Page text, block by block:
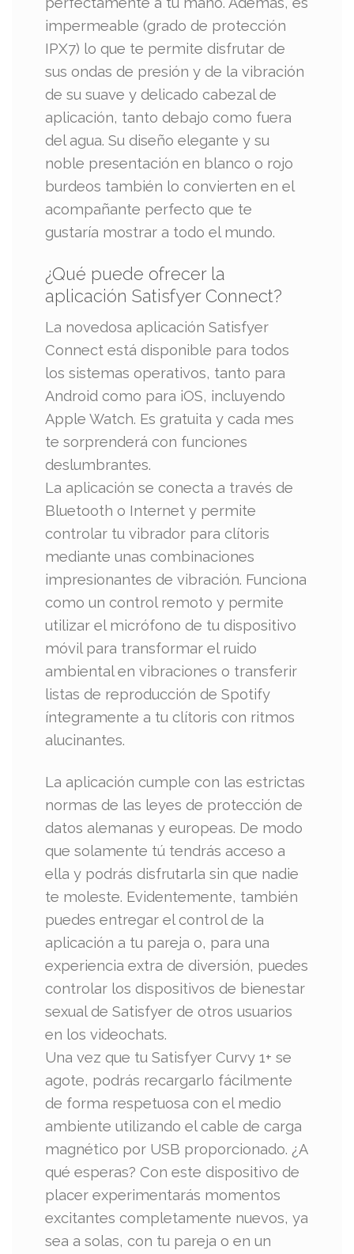
impermeable (grado de protección
IPX7) lo que te permite disfrutar de
sus ondas de presión y de la vibración
de su suave y delicado cabezal de
aplicación, tanto debajo como fuera
del agua. Su diseño elegante y su
noble presentación en blanco o rojo
burdeos también lo convierten en el
acompañante perfecto que te
gustaría mostrar a todo el mundo.
¿Qué puede ofrecer la
aplicación Satisfyer Connect?
La novedosa aplicación Satisfyer
Connect está disponible para todos
los sistemas operativos, tanto para
Android como para iOS, incluyendo
Apple Watch. Es gratuita y cada mes
te sorprenderá con funciones
deslumbrantes.
La aplicación se conecta a través de
Bluetooth o Internet y permite
controlar tu vibrador para clítoris
mediante unas combinaciones
impresionantes de vibración. Funciona
como un control remoto y permite
utilizar el micrófono de tu dispositivo
móvil para transformar el ruido
ambiental en vibraciones o transferir
listas de reproducción de Spotify
íntegramente a tu clítoris con ritmos
alucinantes.
La aplicación cumple con las estrictas
normas de las leyes de protección de
datos alemanas y europeas. De modo
que solamente tú tendrás acceso a
ella y podrás disfrutarla sin que nadie
te moleste. Evidentemente, también
puedes entregar el control de la
aplicación a tu pareja o, para una
experiencia extra de diversión, puedes
controlar los dispositivos de bienestar
sexual de Satisfyer de otros usuarios
en los videochats.
Una vez que tu Satisfyer Curvy 1+ se
agote, podrás recargarlo fácilmente
de forma respetuosa con el medio
ambiente utilizando el cable de carga
magnético por USB proporcionado. ¿A
qué esperas? Con este dispositivo de
placer experimentarás momentos
excitantes completamente nuevos, ya
sea a solas, con tu pareja o en un